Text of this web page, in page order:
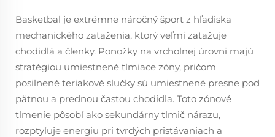
Basketbal je extrémne náročný šport z hľadiska
mechanického zaťaženia, ktorý veľmi zaťažuje
chodidlá a členky. Ponožky na vrcholnej úrovni majú
stratégiou umiestnené tlmiace zóny, pričom
posilnené teriakové slučky sú umiestnené presne pod
pätnou a prednou časťou chodidla. Toto zónové
tlmenie pôsobí ako sekundárny tlmič nárazu,
rozptyľuje energiu pri tvrdých pristávaniach a